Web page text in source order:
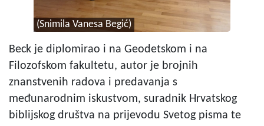
(Snimila Vanesa Begić)
Beck je diplomirao i na Geodetskom i na
Filozofskom fakultetu, autor je brojnih
znanstvenih radova i predavanja s
međunarodnim iskustvom, suradnik Hrvatskog
biblijskog društva na prijevodu Svetog pisma te